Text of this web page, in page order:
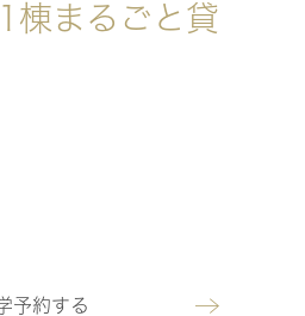
棟まるごと貸
予約する